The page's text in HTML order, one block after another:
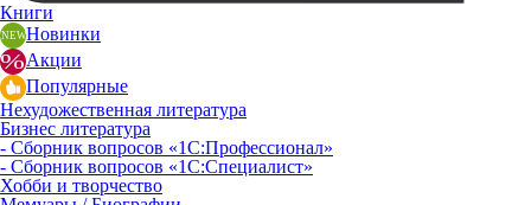
Книги
Новинки
Акции
Популярные
Нехудожественная литература
Бизнес литература
- Сборник вопросов «1С:Профессионал»
- Сборник вопросов «1С:Специалист»
Хобби и творчество